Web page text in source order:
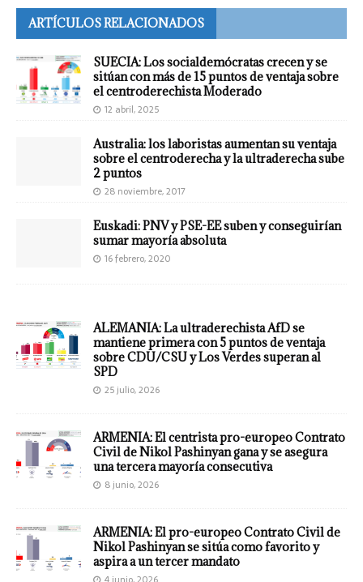
ARTÍCULOS RELACIONADOS
SUECIA: Los socialdemócratas crecen y se
sitúan con más de 15 puntos de ventaja sobre
el centroderechista Moderado
12 abril, 2025
Australia: los laboristas aumentan su ventaja
sobre el centroderecha y la ultraderecha sube
2 puntos
28 noviembre, 2017
Euskadi: PNV y PSE-EE suben y conseguirían
sumar mayoría absoluta
16 febrero, 2020
ALEMANIA: La ultraderechista AfD se
mantiene primera con 5 puntos de ventaja
sobre CDU/CSU y Los Verdes superan al
SPD
25 julio, 2026
ARMENIA: El centrista pro-europeo Contrato
Civil de Nikol Pashinyan gana y se asegura
una tercera mayoría consecutiva
8 junio, 2026
ARMENIA: El pro-europeo Contrato Civil de
Nikol Pashinyan se sitúa como favorito y
aspira a un tercer mandato